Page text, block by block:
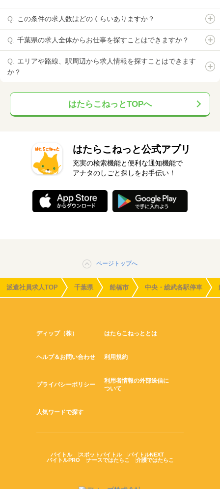
この条件の求人数はどのくらいありますか？
千葉県の求人全体からお仕事を探すことはできますか？
エリアや路線、駅周辺から求人情報を探すことはできます
か？
はたらこねっとTOPへ
はたらこねっと公式アプリ
充実の検索機能と便利な通知機能で
アナタのしごと探しをお手伝い！
ページトップへ
派遣社員求人TOP 千葉県 船橋市 中央・総武各駅停車
ディップ（株） はたらこねっととは
ヘルプ＆お問い合わせ 利用規約
プライバシーポリシー
利用者情報の外部送信に
ついて
人気ワードで探す
バイトル スポットバイトル
バイトルNEXT
バイトルPRO
ナースではたらこ 介護ではたらこ